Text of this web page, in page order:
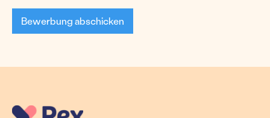
file
size
file
file
10MB.
Max